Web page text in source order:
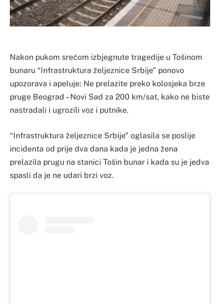
Nakon pukom srećom izbjegnute tragedije u Tošinom
bunaru “Infrastruktura željeznice Srbije” ponovo
upozorava i apeluje: Ne prelazite preko kolosjeka brze
pruge Beograd – Novi Sad za 200 km/sat, kako ne biste
nastradali i ugrozili voz i putnike.
“Infrastruktura željeznice Srbije” oglasila se poslije
incidenta od prije dva dana kada je jedna žena
prelazila prugu na stanici Tošin bunar i kada su je jedva
spasli da je ne udari brzi voz.